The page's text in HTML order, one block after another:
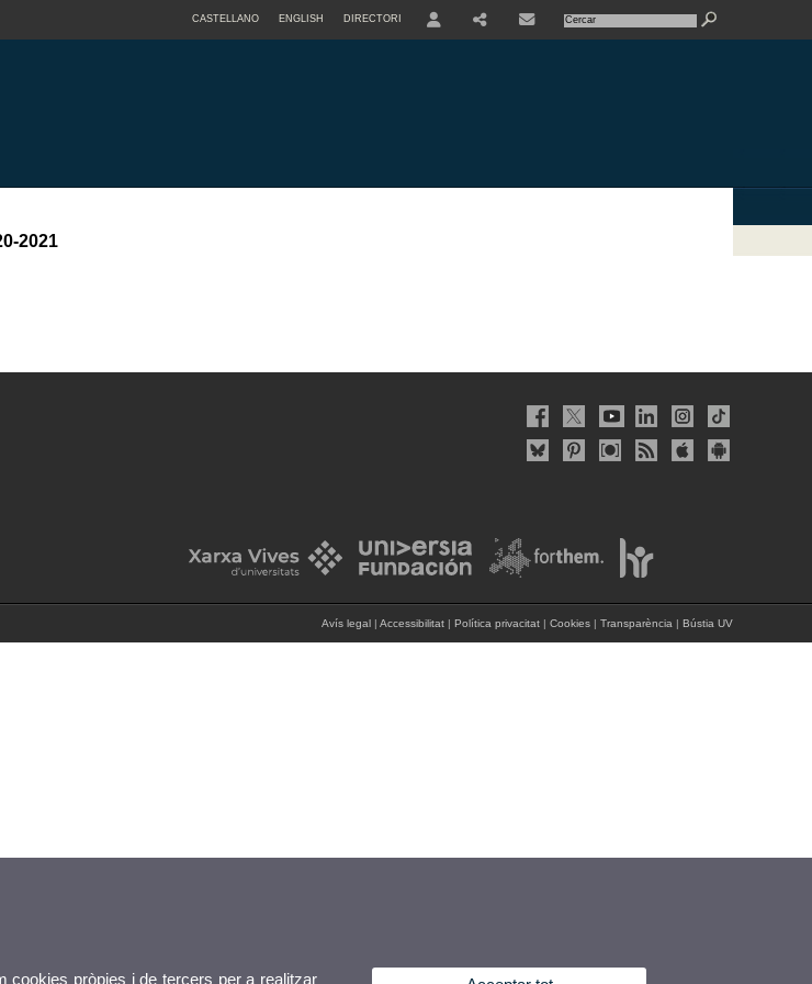
CASTELLANO ENGLISH DIRECTORI
2021
Avís legal | Accessibilitat | Política privacitat | Cookies | Transparència | Bústia UV
cookies pròpies i de tercers per a realitzar